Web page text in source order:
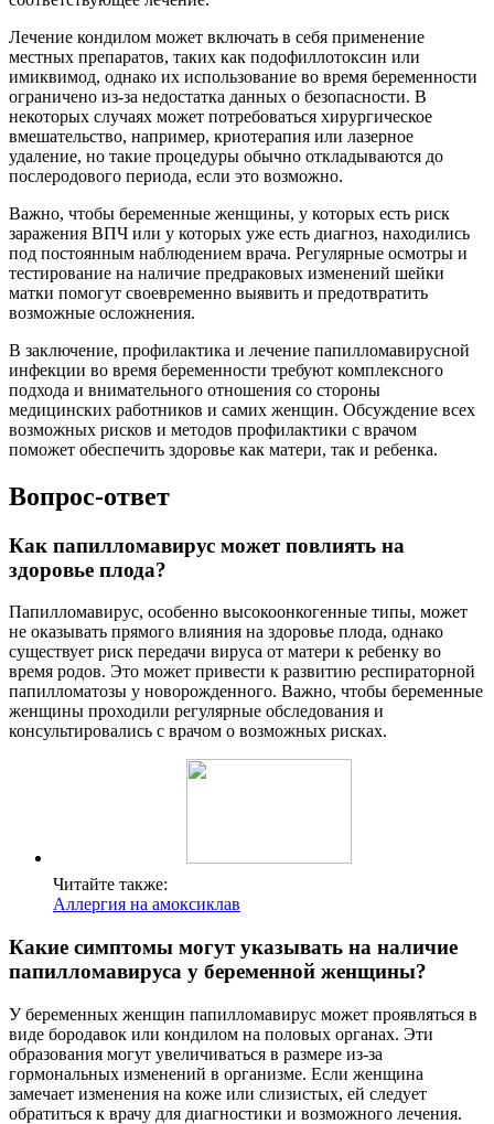
Лечение кондилом может включать в себя применение
местных препаратов, таких как подофиллотоксин или
имиквимод, однако их использование во время беременности
ограничено из-за недостатка данных о безопасности. В
некоторых случаях может потребоваться хирургическое
вмешательство, например, криотерапия или лазерное
удаление, но такие процедуры обычно откладываются до
послеродового периода, если это возможно.
Важно, чтобы беременные женщины, у которых есть риск
заражения ВПЧ или у которых уже есть диагноз, находились
под постоянным наблюдением врача. Регулярные осмотры и
тестирование на наличие предраковых изменений шейки
матки помогут своевременно выявить и предотвратить
возможные осложнения.
В заключение, профилактика и лечение папилломавирусной
инфекции во время беременности требуют комплексного
подхода и внимательного отношения со стороны
медицинских работников и самих женщин. Обсуждение всех
возможных рисков и методов профилактики с врачом
поможет обеспечить здоровье как матери, так и ребенка.
Вопрос-ответ
Как папилломавирус может повлиять на
здоровье плода?
Папилломавирус, особенно высокоонкогенные типы, может
не оказывать прямого влияния на здоровье плода, однако
существует риск передачи вируса от матери к ребенку во
время родов. Это может привести к развитию респираторной
папилломатозы у новорожденного. Важно, чтобы беременные
женщины проходили регулярные обследования и
консультировались с врачом о возможных рисках.
Читайте также:
Аллергия на амоксиклав
Какие симптомы могут указывать на наличие
папилломавируса у беременной женщины?
У беременных женщин папилломавирус может проявляться в
виде бородавок или кондилом на половых органах. Эти
образования могут увеличиваться в размере из-за
гормональных изменений в организме. Если женщина
замечает изменения на коже или слизистых, ей следует
обратиться к врачу для диагностики и возможного лечения.